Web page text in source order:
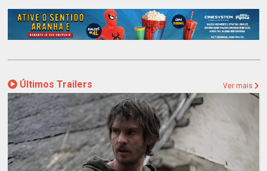
Últimos Trailers Ver mais